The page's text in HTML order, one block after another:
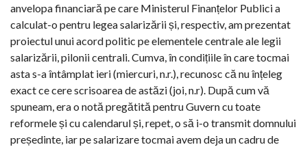
anvelopa financiară pe care Ministerul Finanțelor Publici a
calculat-o pentru legea salarizării și, respectiv, am prezentat
proiectul unui acord politic pe elementele centrale ale legii
salarizării, pilonii centrali. Cumva, în condițiile în care tocmai
asta s-a întâmplat ieri (miercuri, n.r.), recunosc că nu înțeleg
exact ce cere scrisoarea de astăzi (joi, n.r). După cum vă
spuneam, era o notă pregătită pentru Guvern cu toate
reformele și cu calendarul și, repet, o să i-o transmit domnului
președinte, iar pe salarizare tocmai avem deja un cadru de